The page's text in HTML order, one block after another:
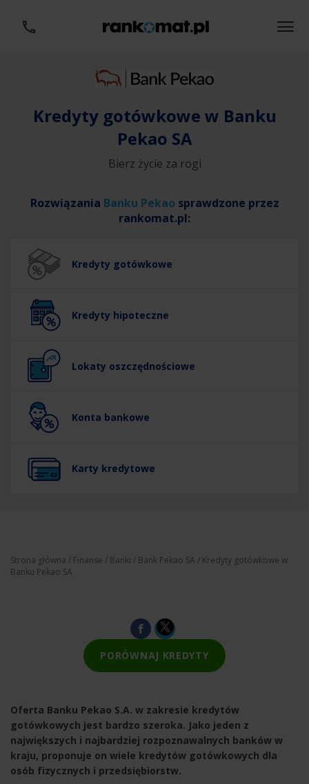
Kredyty gotówkowe w Banku
Pekao SA
Bierz życie za rogi
Rozwiązania Banku Pekao sprawdzone przez
rankomat.pl:
Kredyty gotówkowe
Kredyty hipoteczne
Lokaty oszczędnościowe
Konta bankowe
Karty kredytowe
Strona główna / Finanse / Banki / Bank Pekao SA / Kredyty gotówkowe w
Banku Pekao SA
PORÓWNAJ KREDYTY
Oferta Banku Pekao S.A. w zakresie kredytów
gotówkowych jest bardzo szeroka. Jako jeden z
największych i najbardziej rozpoznawalnych banków w
kraju, proponuje on wiele kredytów gotówkowych dla
osób fizycznych i przedsiębiorstw.